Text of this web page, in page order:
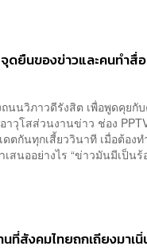
ดยืนของข่าวและคนทำสื่อ
นนวิภาวดีรังสิต เพื่อพูดคุยกั
วุโสส่วนงานข่าว ช่อง
ตกันทุกเสี้ยววินาที เมื่อต้องท
สนออย่างไร “ข่าวมันมีเป็นร้
ที่สังคมไทยถกเถียงมาเ